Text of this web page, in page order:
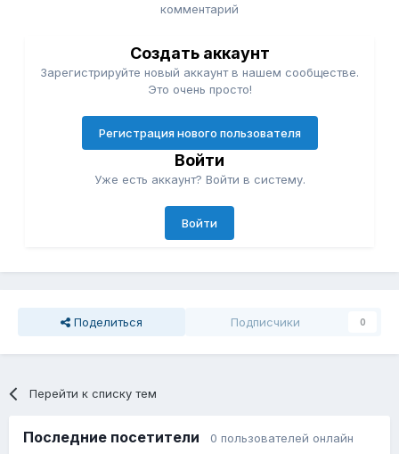
комментарий
Создать аккаунт
Зарегистрируйте новый аккаунт в нашем сообществе.
Это очень просто!
Регистрация нового пользователя
Войти
Уже есть аккаунт? Войти в систему.
Войти
Поделиться Подписчики 0
Перейти к списку тем
Последние посетители 0 пользователей онлайн